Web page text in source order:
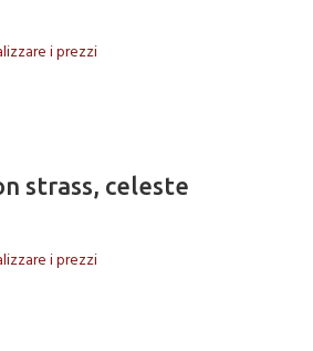
i prezzi
strass, celeste
i prezzi